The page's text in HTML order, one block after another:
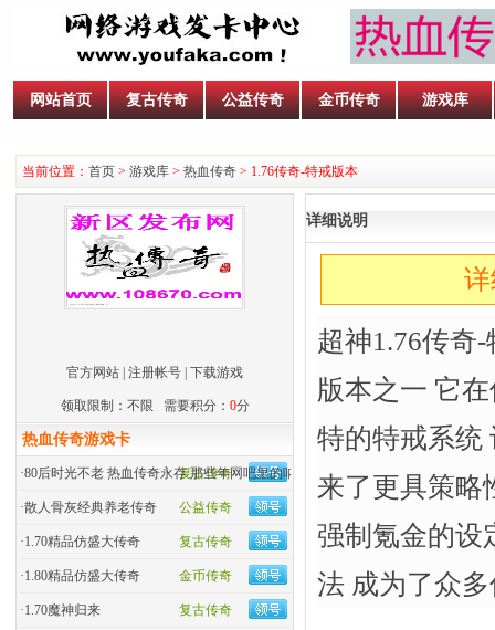
网站首页 复古传奇 公益传奇 金币传奇 游戏库
当前位置： 首页 > 游戏库 > 热血传奇 > 1.76传奇-特戒版本
官方网站 注册帐号 下载游戏
领取限制：不限 需要积分： 0分
热血传奇游戏卡
复古传奇
·80后时光不老 热血传奇永存 那些年网吧里的呐喊
公益传奇
·散人骨灰经典养老传奇
复古传奇
·1.70精品仿盛大传奇
金币传奇
·1.80精品仿盛大传奇
复古传奇
·1.70魔神归来
详细说明
超神1.76传奇
版本之一 它
特的特戒系统
来了更具策略
强制氪金的设
法 成为了众